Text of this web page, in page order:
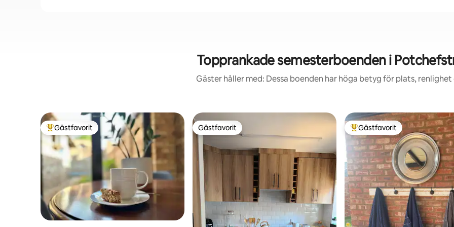
Topprankade semesterboenden i
Gäster håller med: Dessa boenden har höga betyg för plats, renlighet
Populär gästfavorit
Gästfavorit Gästfavorit
Gästfavorit Populär gästfavorit
Gästfavorit